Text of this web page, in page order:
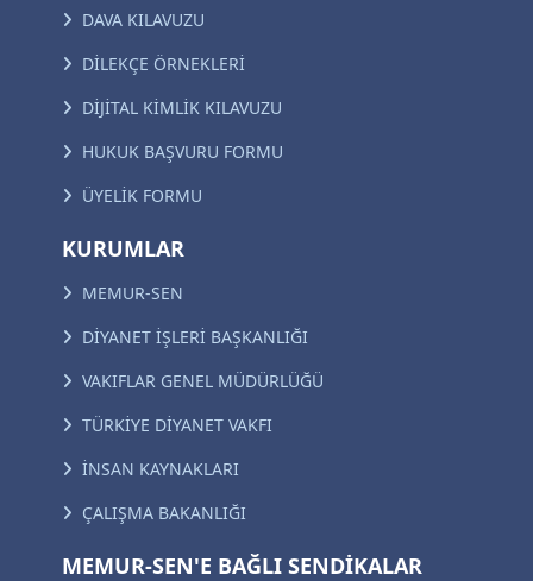
DAVA KILAVUZU
DİLEKÇE ÖRNEKLERİ
DİJİTAL KİMLİK KILAVUZU
HUKUK BAŞVURU FORMU
ÜYELİK FORMU
KURUMLAR
MEMUR-SEN
DİYANET İŞLERİ BAŞKANLIĞI
VAKIFLAR GENEL MÜDÜRLÜĞÜ
TÜRKİYE DİYANET VAKFI
İNSAN KAYNAKLARI
ÇALIŞMA BAKANLIĞI
MEMUR-SEN'E BAĞLI SENDİKALAR